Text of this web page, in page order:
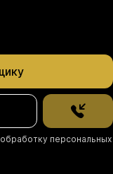
персональных